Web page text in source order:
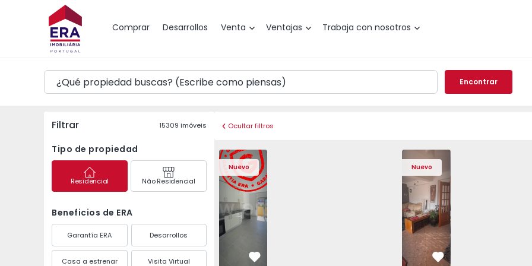
Comprar Desarrollos Venta Ventajas Trabaja con nosotros
Mapa
Encontrar
Filtrar 15309 imóveis
Tipo de propiedad
Residencial Não Residencial
Beneficios de ERA
Garantía ERA Desarrollos
Casa a estrenar Visita Virtual
Ocultar filtros
Nuevo
Apartamento T2 Seixal, Amora - 1575805 - 7
Apartamento T2 Seixal, Amora - 1575805 - 8
Apartamento T2 Seixal, Amora - 1575805 - 2
Apartamento T2 Seixal, Amora - 1575805 - 3
Apartamento T2 Seixal, Amora -
Apartamento T2 Seixal,
Apartamento
Favorito
Nuevo
Apartamento T3 Barreiro, Santo
Apartamento T3 Barreiro,
Apartamento T3
Favorito